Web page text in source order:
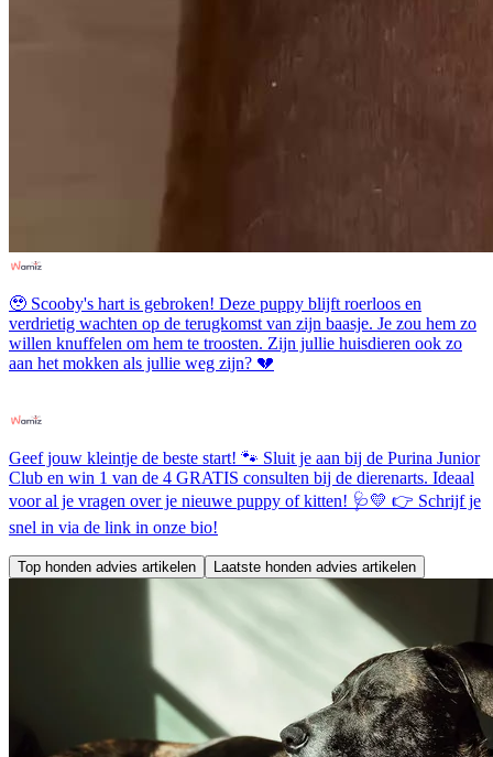
🥹 Scooby's hart is gebroken! Deze puppy blijft roerloos en
verdrietig wachten op de terugkomst van zijn baasje. Je zou hem zo
willen knuffelen om hem te troosten. Zijn jullie huisdieren ook zo
aan het mokken als jullie weg zijn? 💔
Geef jouw kleintje de beste start! 🐾 Sluit je aan bij de Purina Junior
Club en win 1 van de 4 GRATIS consulten bij de dierenarts. Ideaal
voor al je vragen over je nieuwe puppy of kitten! 🩺💛 👉 Schrijf je
snel in via de link in onze bio!
Top honden advies artikelen Laatste honden advies artikelen